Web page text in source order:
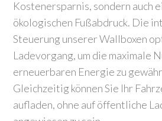
Kostenersparnis, sondern auch
ökologischen Fußabdruck. Die
Steuerung unserer Wallboxen
Ladevorgang, um die maximale
erneuerbaren Energie zu
Gleichzeitig können Sie Ihr
aufladen, ohne auf öffentliche